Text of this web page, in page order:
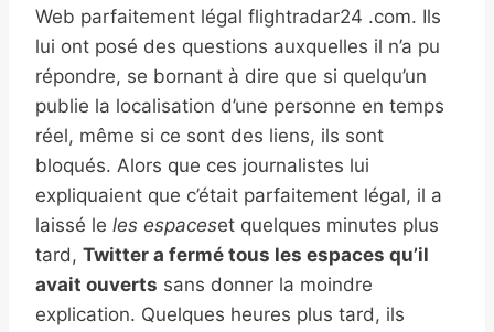
Web parfaitement légal flightradar24 .com. Ils
lui ont posé des questions auxquelles il n’a pu
répondre, se bornant à dire que si quelqu’un
publie la localisation d’une personne en temps
réel, même si ce sont des liens, ils sont
bloqués. Alors que ces journalistes lui
expliquaient que c’était parfaitement légal, il a
laissé le les espaceset quelques minutes plus
tard, Twitter a fermé tous les espaces qu’il
avait ouverts sans donner la moindre
explication. Quelques heures plus tard, ils